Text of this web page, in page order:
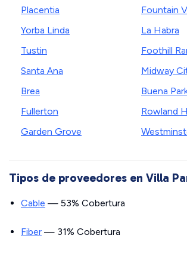
Placentia
Yorba Linda
Tustin
Santa Ana
Brea
Fullerton
Garden Grove
Fountain
La Habra
Foothill
Midway
Buena
Rowland
Tipos de proveedores en Villa
Cable — 53% Cobertura
Fiber — 31% Cobertura